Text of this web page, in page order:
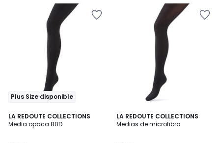
Plus Size disponible
LA REDOUTE COLLECTIONS
Media opaca 80D
4,5
/ 5
LA REDOUTE COLLECTIONS
Medias de microfibra
4,5
/ 5